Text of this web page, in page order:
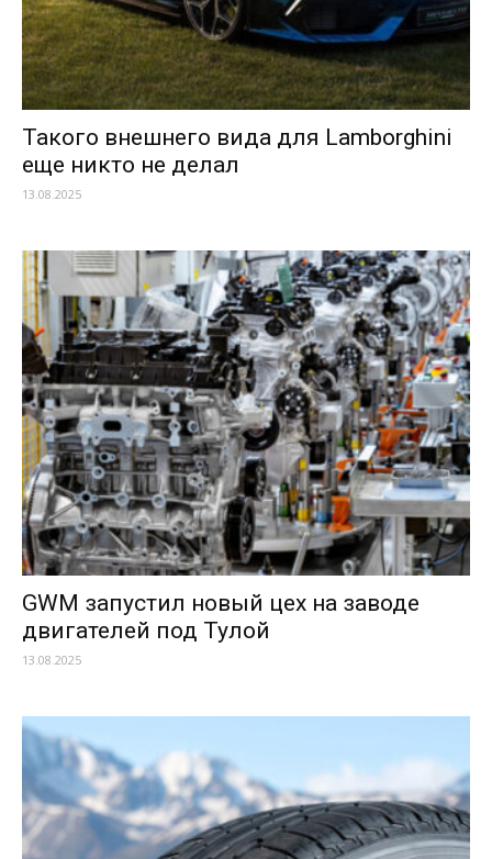
Такого внешнего вида для Lamborghini
еще никто не делал
13.08.2025
GWM запустил новый цех на заводе
двигателей под Тулой
13.08.2025